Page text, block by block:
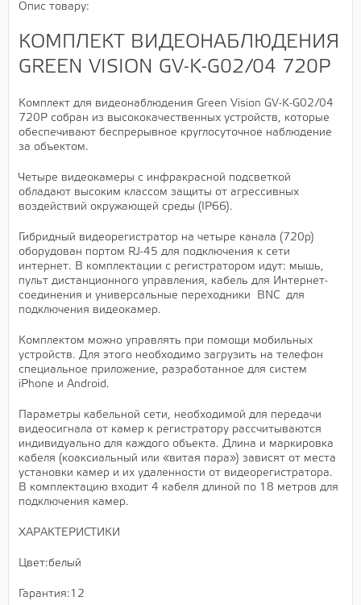
Опис товару:
КОМПЛЕКТ ВИДЕОНАБЛЮДЕНИЯ
GREEN VISION GV-K-G02/04 720Р
Комплект для видеонаблюдения Green Vision GV-K-G02/04
720Р собран из высококачественных устройств, которые
обеспечивают беспрерывное круглосуточное наблюдение
за объектом.
Четыре видеокамеры с инфракрасной подсветкой
обладают высоким классом защиты от агрессивных
воздействий окружающей среды (IP66).
Гибридный видеорегистратор на четыре канала (720р)
оборудован портом RJ-45 для подключения к сети
интернет. В комплектации с регистратором идут: мышь,
пульт дистанционного управления, кабель для Интернет-
соединения и универсальные переходники BNC для
подключения видеокамер.
Комплектом можно управлять при помощи мобильных
устройств. Для этого необходимо загрузить на телефон
специальное приложение, разработанное для систем
iPhone и Android.
Параметры кабельной сети, необходимой для передачи
видеосигнала от камер к регистратору рассчитываются
индивидуально для каждого объекта. Длина и маркировка
кабеля (коаксиальный или «витая пара») зависят от места
установки камер и их удаленности от видеорегистратора.
В комплектацию входит 4 кабеля длиной по 18 метров для
подключения камер.
ХАРАКТЕРИСТИКИ
Цвет:белый
Гарантия:12